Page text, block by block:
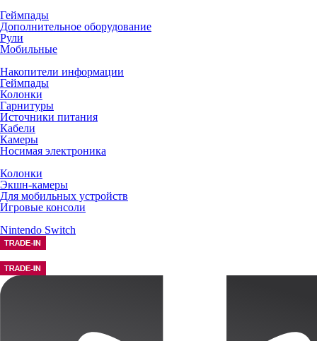
Геймпады
Дополнительное оборудование
Рули
Мобильные
Накопители информации
Геймпады
Колонки
Гарнитуры
Источники питания
Кабели
Камеры
Носимая электроника
Колонки
Экшн-камеры
Для мобильных устройств
Игровые консоли
Nintendo Switch